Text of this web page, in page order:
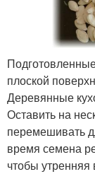
плоской
Деревянные
Оставить на
перемешивать
время семена
чтобы утренняя